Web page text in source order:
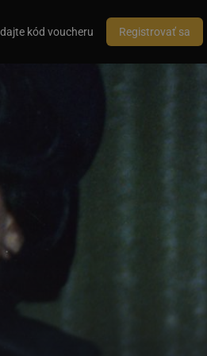
kód voucheru Registrovať sa